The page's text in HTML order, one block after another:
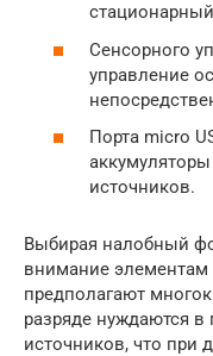
Сенсорного
управление
Порта micro
источников.
Выбирая налобный
внимание элементам
предполагают
разряде нуждаются
источников, что при